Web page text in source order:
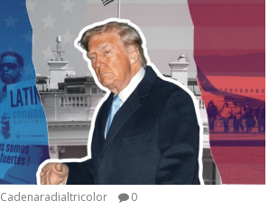
Cadenaradialtricolor 0